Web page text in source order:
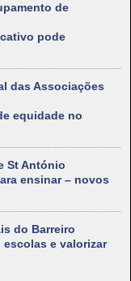
de
pode
das Associações
equidade no
St António
ensinar – novos
do Barreiro
e valorizar